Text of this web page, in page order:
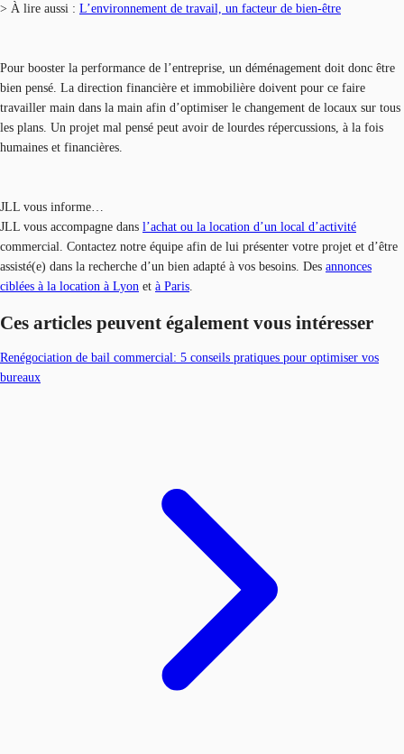
> À lire aussi : L’environnement de travail, un facteur de bien-être
Pour booster la performance de l’entreprise, un déménagement doit donc être
bien pensé. La direction financière et immobilière doivent pour ce faire
travailler main dans la main afin d’optimiser le changement de locaux sur tous
les plans. Un projet mal pensé peut avoir de lourdes répercussions, à la fois
humaines et financières.
JLL vous informe…
JLL vous accompagne dans l’achat ou la location d’un local d’activité
commercial. Contactez notre équipe afin de lui présenter votre projet et d’être
assisté(e) dans la recherche d’un bien adapté à vos besoins. Des annonces
ciblées à la location à Lyon et à Paris.
Ces articles peuvent également vous intéresser
Renégociation de bail commercial: 5 conseils pratiques pour optimiser vos
bureaux